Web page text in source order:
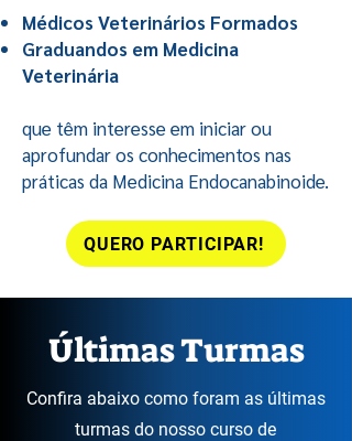
Médicos Veterinários Formados
Graduandos em Medicina
Veterinária
que têm interesse em iniciar ou
aprofundar os conhecimentos nas
práticas da Medicina Endocanabinoide.
QUERO PARTICIPAR!
Últimas Turmas
Confira abaixo como foram as últimas
turmas do nosso curso de